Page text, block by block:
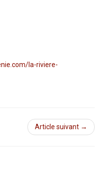
la-riviere-
Article suivant →